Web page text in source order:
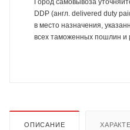
DDP (англ. delivered duty
в место назначения,
всех таможенных пошлин и
ОПИСАНИЕ